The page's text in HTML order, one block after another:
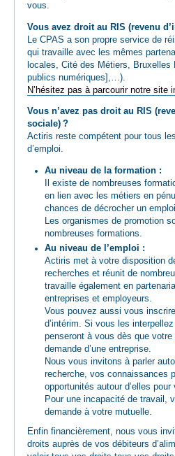
vous.
Vous avez droit au RIS (revenu
Le CPAS a son propre service de
qui travaille avec les mêmes
locales, Cité des Métiers,
publics numériques],…).
N’hésitez pas à parcourir notre site
Vous n’avez pas droit au RIS
sociale) ?
Actiris reste compétent pour tous
d’emploi.
Au niveau de la formation :
Il existe de nombreuses
en lien avec les métiers en
chances de décrocher un
Les organismes de promotion
nombreuses formations.
Au niveau de l’emploi :
Actiris met à votre disposition
recherches et réunit de
travaille également en
entreprises et employeurs.
Vous pouvez aussi vous
d’intérim. Si vous les
penseront à vous dès que
demande d’une entreprise.
Nous vous invitons à parler
recherche, vos connaissances
opportunités autour d’elles pour
​Pour une incapacité de travail,
demande à votre mutuelle.
Enfin financièrement, nous vous
droits auprès de vos débiteurs